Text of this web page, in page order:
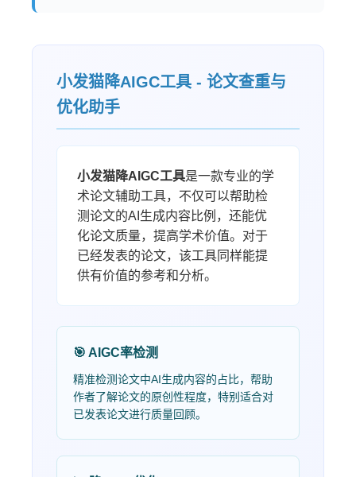
小发猫降AIGC工具 - 论文查重与
优化助手
小发猫降AIGC工具是一款专业的学
术论文辅助工具，不仅可以帮助检
测论文的AI生成内容比例，还能优
化论文质量，提高学术价值。对于
已经发表的论文，该工具同样能提
供有价值的参考和分析。
🎯 AIGC率检测
精准检测论文中AI生成内容的占比，帮助
作者了解论文的原创性程度，特别适合对
已发表论文进行质量回顾。